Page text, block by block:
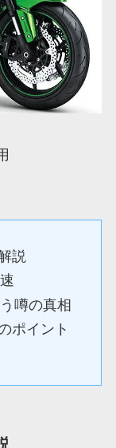
説
噂の真相
ポイント